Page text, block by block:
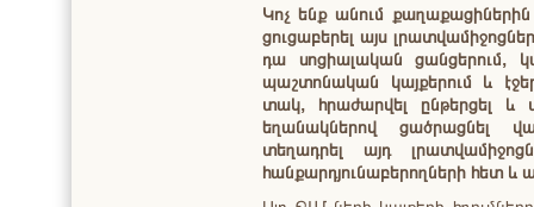
Կոչ ենք անում
ցուցաբերել այս
դա սոցիալական ցանցերում,
պաշտոնական կայքերում և
տակ, հրաժարվել ընթերցել և
եղանակներով ցածրացնել
տեղադրել այդ
հանքարդյունաբերողների հետ և